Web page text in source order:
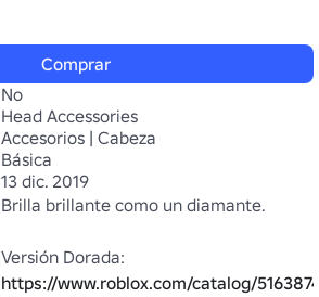
Comprar
No
Head Accessories
Accesorios | Cabeza
Básica
13 dic. 2019
Brilla brillante como un diamante.
https://www.roblox.com/catalog/